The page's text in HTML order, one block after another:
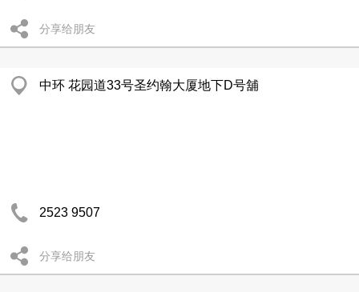
分享给朋友
中环 花园道33号圣约翰大厦地下D号舖
2523 9507
分享给朋友